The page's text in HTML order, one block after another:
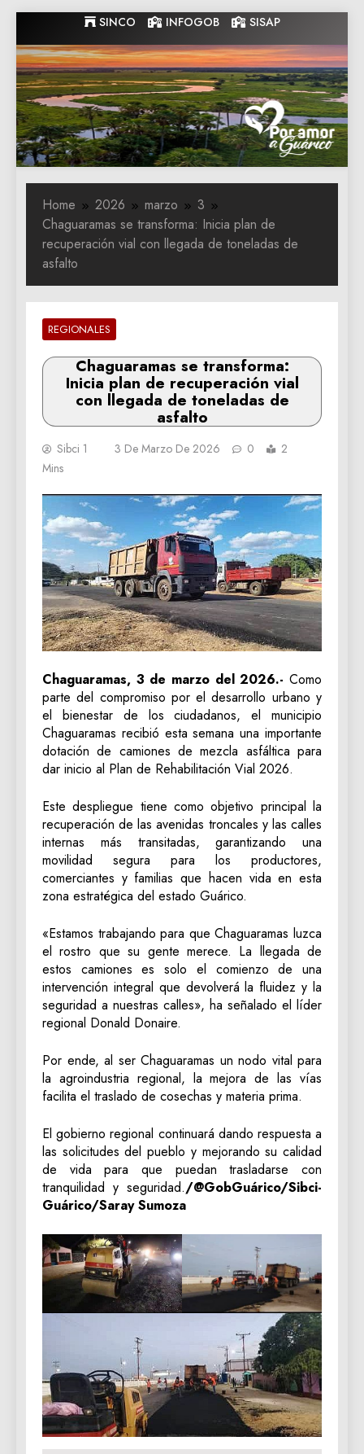
to
content
SINCO INFOGOB SISAP
Gobernacion
de Guarico
Gobernacion de Guarico
Home 2026 marzo
3
Chaguaramas se transforma: Inicia plan de
recuperación vial con llegada de toneladas de
asfalto
REGIONALES
Chaguaramas se transforma:
Inicia plan de recuperación vial
con llegada de toneladas de
asfalto
Sibci 1 3 De Marzo De 2026 0
2
Mins
Chaguaramas, 3 de marzo del 2026.- Como
parte del compromiso por el desarrollo urbano y
el bienestar de los ciudadanos, el municipio
Chaguaramas recibió esta semana una importante
dotación de camiones de mezcla asfáltica para
dar inicio al Plan de Rehabilitación Vial 2026.
Este despliegue tiene como objetivo principal la
recuperación de las avenidas troncales y las calles
internas más transitadas, garantizando una
movilidad segura para los productores,
comerciantes y familias que hacen vida en esta
zona estratégica del estado Guárico.
«Estamos trabajando para que Chaguaramas luzca
el rostro que su gente merece. La llegada de
estos camiones es solo el comienzo de una
intervención integral que devolverá la fluidez y la
seguridad a nuestras calles», ha señalado el líder
regional Donald Donaire.
Por ende, al ser Chaguaramas un nodo vital para
la agroindustria regional, la mejora de las vías
facilita el traslado de cosechas y materia prima.
El gobierno regional continuará dando respuesta a
las solicitudes del pueblo y mejorando su calidad
de vida para que puedan trasladarse con
tranquilidad y seguridad./@GobGuárico/Sibci-
Guárico/Saray Sumoza